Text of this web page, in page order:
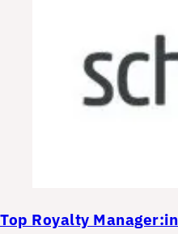
Top Royalty Manager:in